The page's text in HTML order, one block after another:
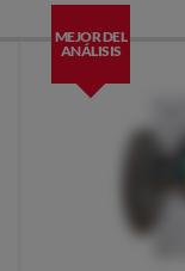
MEJOR DEL
ANÁLISIS